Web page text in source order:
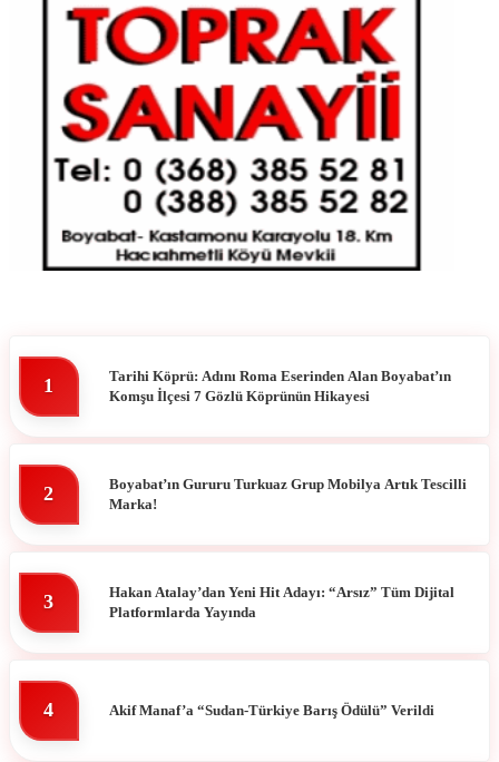
1
Tarihi Köprü: Adını Roma Eserinden Alan Boyabat’ın
Komşu İlçesi 7 Gözlü Köprünün Hikayesi
2
Boyabat’ın Gururu Turkuaz Grup Mobilya Artık Tescilli
Marka!
3
Hakan Atalay’dan Yeni Hit Adayı: “Arsız” Tüm Dijital
Platformlarda Yayında
4 Akif Manaf’a “Sudan-Türkiye Barış Ödülü” Verildi